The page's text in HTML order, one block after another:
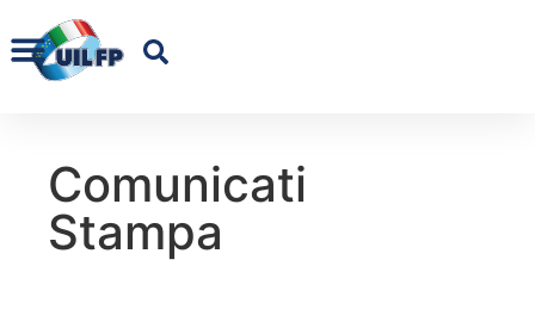
Comunicati
Stampa